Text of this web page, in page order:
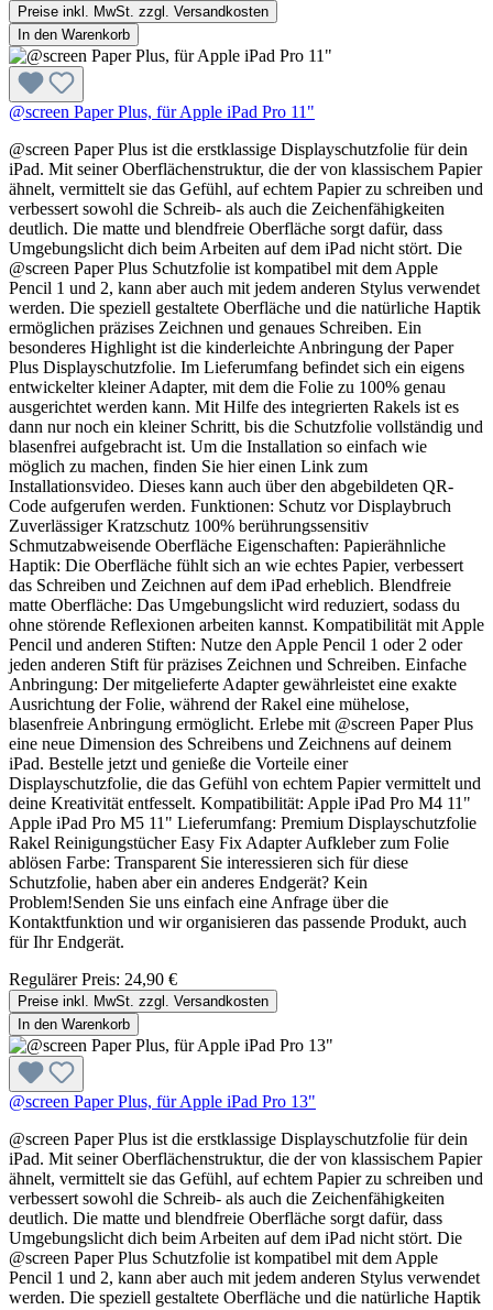
Preise inkl. MwSt. zzgl. Versandkosten
In den Warenkorb
@screen Paper Plus, für Apple iPad Pro 11"
@screen Paper Plus ist die erstklassige Displayschutzfolie für dein
iPad. Mit seiner Oberflächenstruktur, die der von klassischem Papier
ähnelt, vermittelt sie das Gefühl, auf echtem Papier zu schreiben und
verbessert sowohl die Schreib- als auch die Zeichenfähigkeiten
deutlich. Die matte und blendfreie Oberfläche sorgt dafür, dass
Umgebungslicht dich beim Arbeiten auf dem iPad nicht stört. Die
@screen Paper Plus Schutzfolie ist kompatibel mit dem Apple
Pencil 1 und 2, kann aber auch mit jedem anderen Stylus verwendet
werden. Die speziell gestaltete Oberfläche und die natürliche Haptik
ermöglichen präzises Zeichnen und genaues Schreiben. Ein
besonderes Highlight ist die kinderleichte Anbringung der Paper
Plus Displayschutzfolie. Im Lieferumfang befindet sich ein eigens
entwickelter kleiner Adapter, mit dem die Folie zu 100% genau
ausgerichtet werden kann. Mit Hilfe des integrierten Rakels ist es
dann nur noch ein kleiner Schritt, bis die Schutzfolie vollständig und
blasenfrei aufgebracht ist. Um die Installation so einfach wie
möglich zu machen, finden Sie hier einen Link zum
Installationsvideo. Dieses kann auch über den abgebildeten QR-
Code aufgerufen werden. Funktionen: Schutz vor Displaybruch
Zuverlässiger Kratzschutz 100% berührungssensitiv
Schmutzabweisende Oberfläche Eigenschaften: Papierähnliche
Haptik: Die Oberfläche fühlt sich an wie echtes Papier, verbessert
das Schreiben und Zeichnen auf dem iPad erheblich. Blendfreie
matte Oberfläche: Das Umgebungslicht wird reduziert, sodass du
ohne störende Reflexionen arbeiten kannst. Kompatibilität mit Apple
Pencil und anderen Stiften: Nutze den Apple Pencil 1 oder 2 oder
jeden anderen Stift für präzises Zeichnen und Schreiben. Einfache
Anbringung: Der mitgelieferte Adapter gewährleistet eine exakte
Ausrichtung der Folie, während der Rakel eine mühelose,
blasenfreie Anbringung ermöglicht. Erlebe mit @screen Paper Plus
eine neue Dimension des Schreibens und Zeichnens auf deinem
iPad. Bestelle jetzt und genieße die Vorteile einer
Displayschutzfolie, die das Gefühl von echtem Papier vermittelt und
deine Kreativität entfesselt. Kompatibilität: Apple iPad Pro M4 11"
Apple iPad Pro M5 11" Lieferumfang: Premium Displayschutzfolie
Rakel Reinigungstücher Easy Fix Adapter Aufkleber zum Folie
ablösen Farbe: Transparent Sie interessieren sich für diese
Schutzfolie, haben aber ein anderes Endgerät? Kein
Problem!Senden Sie uns einfach eine Anfrage über die
Kontaktfunktion und wir organisieren das passende Produkt, auch
für Ihr Endgerät.
Regulärer Preis: 24,90 €
Preise inkl. MwSt. zzgl. Versandkosten
In den Warenkorb
@screen Paper Plus, für Apple iPad Pro 13"
@screen Paper Plus ist die erstklassige Displayschutzfolie für dein
iPad. Mit seiner Oberflächenstruktur, die der von klassischem Papier
ähnelt, vermittelt sie das Gefühl, auf echtem Papier zu schreiben und
verbessert sowohl die Schreib- als auch die Zeichenfähigkeiten
deutlich. Die matte und blendfreie Oberfläche sorgt dafür, dass
Umgebungslicht dich beim Arbeiten auf dem iPad nicht stört. Die
@screen Paper Plus Schutzfolie ist kompatibel mit dem Apple
Pencil 1 und 2, kann aber auch mit jedem anderen Stylus verwendet
werden. Die speziell gestaltete Oberfläche und die natürliche Haptik